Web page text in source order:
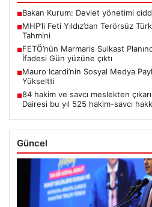
■Bakan Kurum: Devlet yönetimi
■MHP’li Feti Yıldız’dan Terörsüz
Tahmini
■FETÖ’nün Marmaris Suikast
İfadesi Gün yüzüne çıktı
■Mauro Icardi’nin Sosyal Medya
Yükseltti
■84 hakim ve savcı meslekten
Dairesi bu yıl 525 hakim-savcı
Güncel